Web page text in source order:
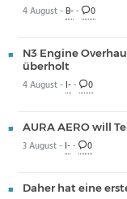
4 August -B-- 0
N3 Engine
überholt
4 August - I-- 0
AURA AERO will
3 August - I-- 0
Daher hat eine